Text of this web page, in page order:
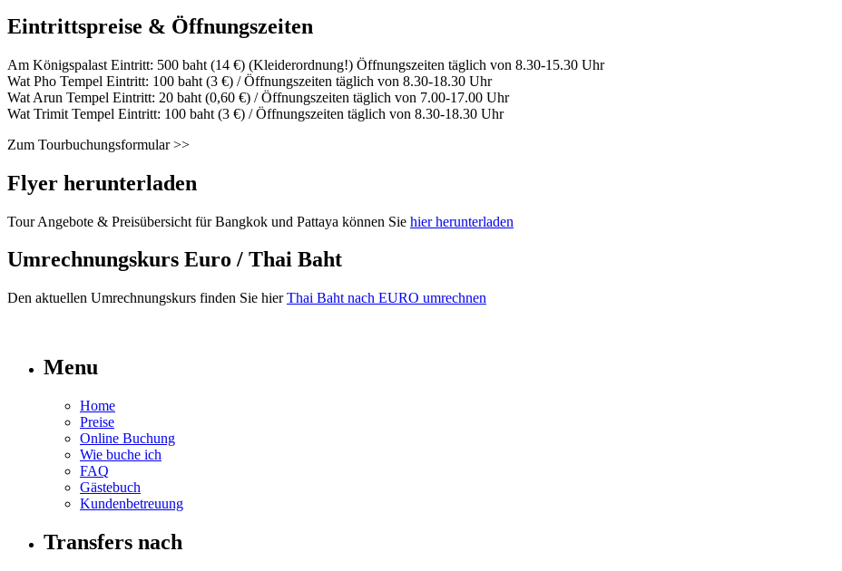
Eintrittspreise & Öffnungszeiten
Am Königspalast Eintritt: 500 baht (14 €) (Kleiderordnung!) Öffnungszeiten täglich von 8.30-15.30 Uhr
Wat Pho Tempel Eintritt: 100 baht (3 €) / Öffnungszeiten täglich von 8.30-18.30 Uhr
Wat Arun Tempel Eintritt: 20 baht (0,60 €) / Öffnungszeiten täglich von 7.00-17.00 Uhr
Wat Trimit Tempel Eintritt: 100 baht (3 €) / Öffnungszeiten täglich von 8.30-18.30 Uhr
Zum Tourbuchungsformular >>
Flyer herunterladen
Tour Angebote & Preisübersicht für Bangkok und Pattaya können Sie hier herunterladen
Umrechnungskurs Euro / Thai Baht
Den aktuellen Umrechnungskurs finden Sie hierThai Baht nach EURO umrechnen
Menu
Home
Preise
Online Buchung
Wie buche ich
FAQ
Gästebuch
Kundenbetreuung
Transfers nach